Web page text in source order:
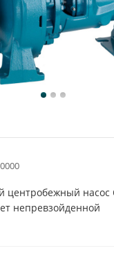
центробежный насос
непревзойденной